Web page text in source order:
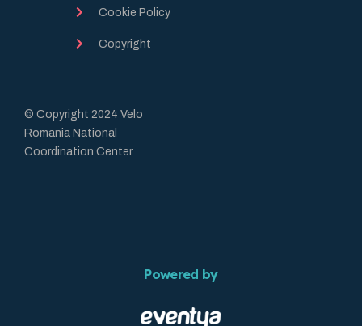
Cookie Policy
Copyright
© Copyright 2024 Velo
Romania National
Coordination Center
Powered by